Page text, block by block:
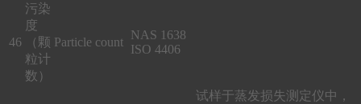
46
污染
度
（颗
粒计
数）
Particle count
NAS 1638
ISO 4406
试样于蒸发损失测定仪中，